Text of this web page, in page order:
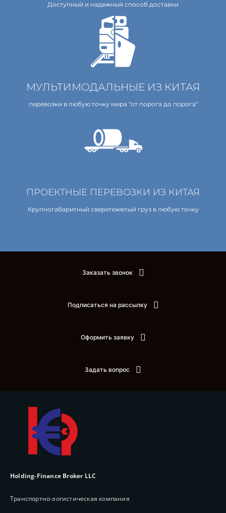
Доступный и надежный способ доставки
МУЛЬТИМОДАЛЬНЫЕ ИЗ КИТАЯ
перевозки в любую точку мира "от порога до порога"
ПРОЕКТНЫЕ ПЕРЕВОЗКИ ИЗ КИТАЯ
Крупногабаритный сверхтяжелый груз в любую точку
Заказать звонок
Подписаться на рассылку
Оформить заявку
Задать вопрос
Holding-Finance Broker LLC
Транспортно-логистическая компания